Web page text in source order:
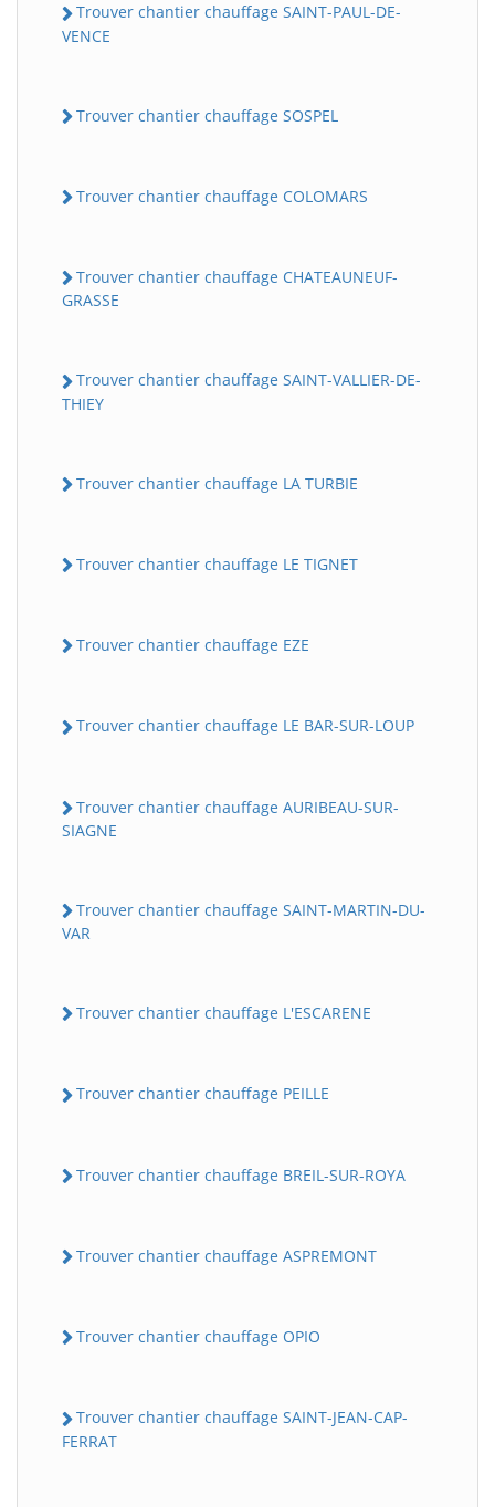
Trouver chantier chauffage SAINT-PAUL-DE-
VENCE
Trouver chantier chauffage SOSPEL
Trouver chantier chauffage COLOMARS
Trouver chantier chauffage CHATEAUNEUF-
GRASSE
Trouver chantier chauffage SAINT-VALLIER-DE-
THIEY
Trouver chantier chauffage LA TURBIE
Trouver chantier chauffage LE TIGNET
Trouver chantier chauffage EZE
Trouver chantier chauffage LE BAR-SUR-LOUP
Trouver chantier chauffage AURIBEAU-SUR-
SIAGNE
Trouver chantier chauffage SAINT-MARTIN-DU-
VAR
Trouver chantier chauffage L'ESCARENE
Trouver chantier chauffage PEILLE
Trouver chantier chauffage BREIL-SUR-ROYA
Trouver chantier chauffage ASPREMONT
Trouver chantier chauffage OPIO
Trouver chantier chauffage SAINT-JEAN-CAP-
FERRAT